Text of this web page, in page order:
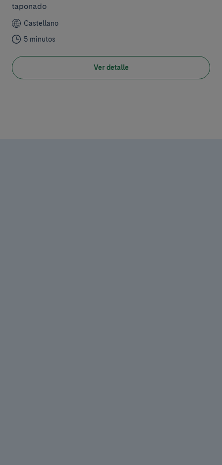
taponado
Castellano
5 minutos
Ver detalle